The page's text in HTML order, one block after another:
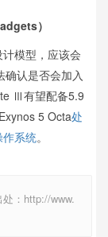
）
模型，应该会
认是否会加入
Ⅲ有望配备5.9
5 Octa处
作系统。
：http://www.